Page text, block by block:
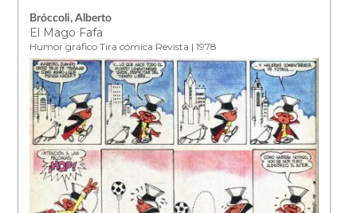
Bróccoli, Alberto
El Mago Fafa
Humor gráfico Tira cómica Revista | 1978